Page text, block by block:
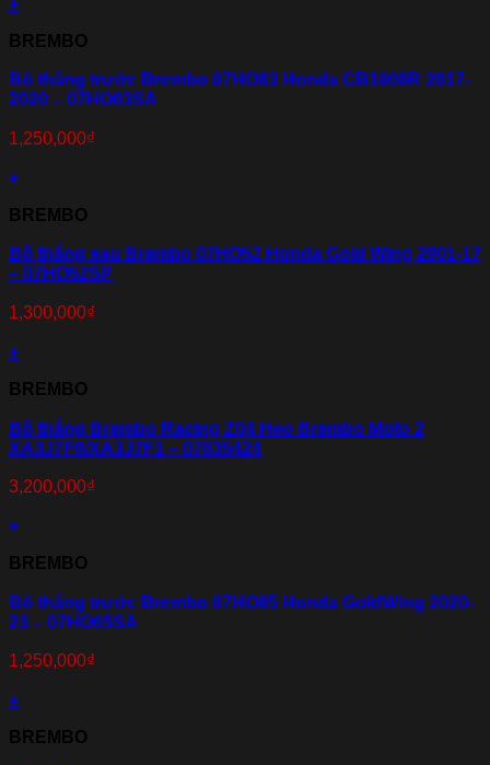
BREMBO
Bố thắng trước Brembo 07HO63 Honda CB1000R 2017-
2020 – 07HO63SA
1,250,000₫
+
BREMBO
Bố thắng sau Brembo 07HO52 Honda Gold Wing 2001-17
– 07HO52SP
1,300,000₫
+
BREMBO
Bố thắng Brembo Racing Z04 Heo Brembo Moto 2
XA3J7F0/XA3J7F1 – 07835424
3,200,000₫
+
BREMBO
Bố thắng trước Brembo 07HO65 Honda GoldWing 2020-
23 – 07HO65SA
1,250,000₫
+
BREMBO